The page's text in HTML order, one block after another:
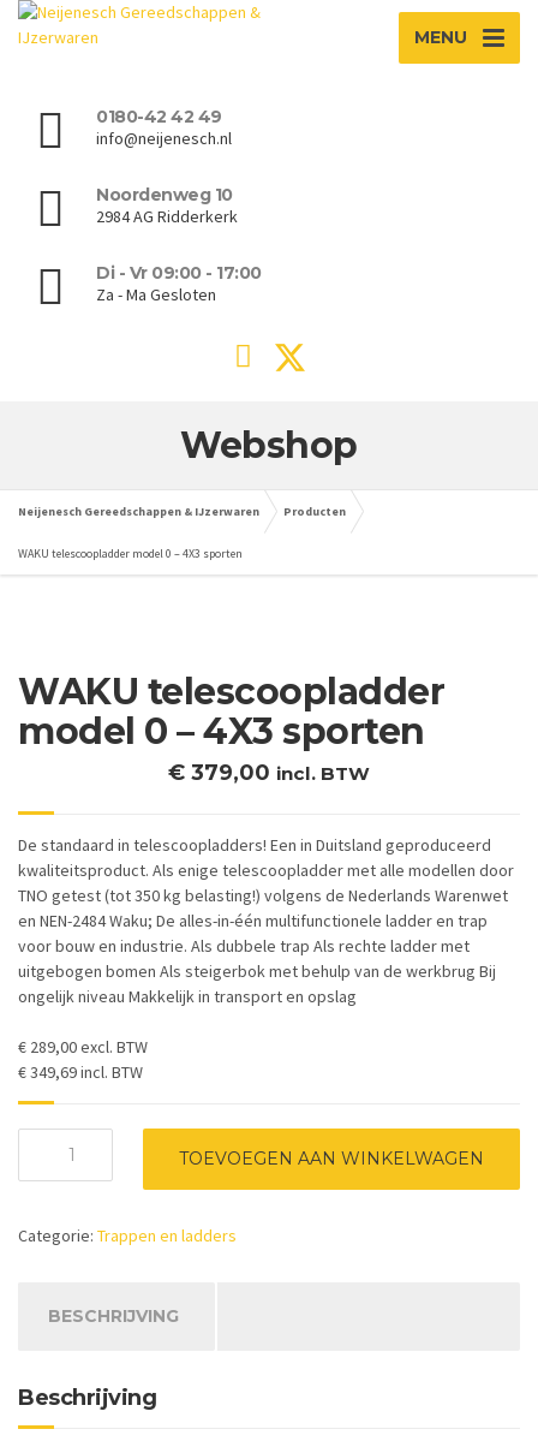
MENU
0180-42 42 49
info@neijenesch.nl
Noordenweg 10
2984 AG Ridderkerk
Di - Vr 09:00 - 17:00
Za - Ma Gesloten
Webshop
Neijenesch Gereedschappen & IJzerwaren Producten
WAKU telescoopladder model 0 – 4X3 sporten
WAKU telescoopladder
model 0 – 4X3 sporten
€ 379,00 incl. BTW
De standaard in telescoopladders! Een in Duitsland geproduceerd
kwaliteitsproduct. Als enige telescoopladder met alle modellen door
TNO getest (tot 350 kg belasting!) volgens de Nederlands Warenwet
en NEN-2484 Waku; De alles-in-één multifunctionele ladder en trap
voor bouw en industrie. Als dubbele trap Als rechte ladder met
uitgebogen bomen Als steigerbok met behulp van de werkbrug Bij
ongelijk niveau Makkelijk in transport en opslag
€ 289,00 excl. BTW
€ 349,69 incl. BTW
telescoopladder
-
aantal
TOEVOEGEN AAN WINKELWAGEN
Categorie: Trappen en ladders
BESCHRIJVING
Beschrijving